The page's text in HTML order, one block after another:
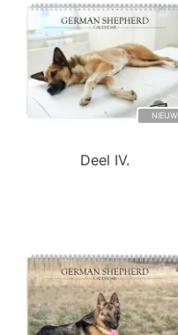
NIEUW
Deel IV.